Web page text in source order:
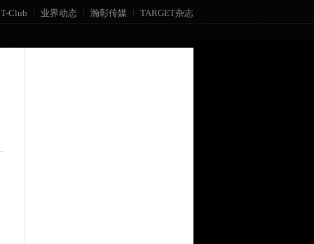
T-Club 业界动态 瀚彰传媒 TARGET杂志